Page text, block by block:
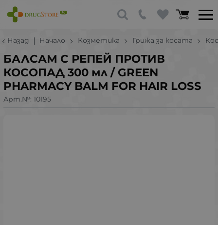
Назад Начало Козметика Грижа за косата
БАЛСАМ С РЕПЕЙ ПРОТИВ
КОСОПАД 300 мл / GREEN
PHARMACY BALM FOR HAIR LOSS
Арт.№: 10195